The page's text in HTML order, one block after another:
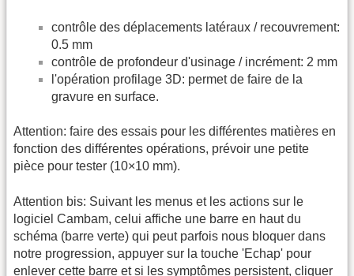
contrôle des déplacements latéraux / recouvrement:
0.5 mm
contrôle de profondeur d'usinage / incrément: 2 mm
l'opération profilage 3D: permet de faire de la
gravure en surface.
Attention: faire des essais pour les différentes matières en
fonction des différentes opérations, prévoir une petite
pièce pour tester (10×10 mm).
Attention bis: Suivant les menus et les actions sur le
logiciel Cambam, celui affiche une barre en haut du
schéma (barre verte) qui peut parfois nous bloquer dans
notre progression, appuyer sur la touche 'Echap' pour
enlever cette barre et si les symptômes persistent, cliquer